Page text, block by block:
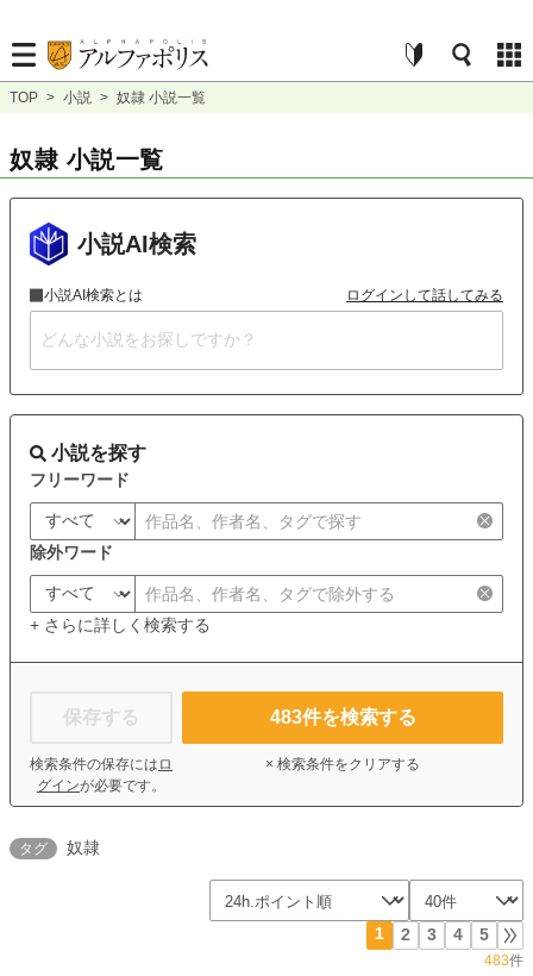
TOP > 小説 > 奴隷 小説一覧
奴隷 小説一覧
小説AI検索
小説AI検索とは ログインして話してみる
小説を探す
フリーワード
除外ワード
+ さらに詳しく検索する
保存する
検索条件の保存には ロ
グインが必要です。
483件を検索する
× 検索条件をクリアする
タグ 奴隷
1 2 3 4 5
483件